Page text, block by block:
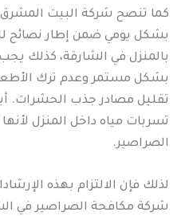
كما تنصح شركة البيت
بشكل يومي ضمن إطار نصائح
بالمنزل في الشارقة، كذلك
بشكل مستمر وعدم ترك
تقليل مصادر جذب الحشرات.
تسربات مياه داخل المنزل لأنها
الصراصير.
لذلك فإن الالتزام بهذه
شركة مكافحة الصراصير في